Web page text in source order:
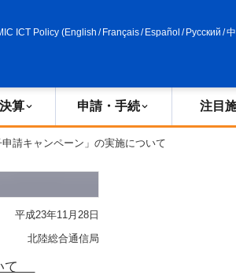
ICT Policy (English / Français/ Español / Русский /
算 申請・手続 注目
請キャンペーン」の実施について
平成23年11月28日
北陸総合通信局
て